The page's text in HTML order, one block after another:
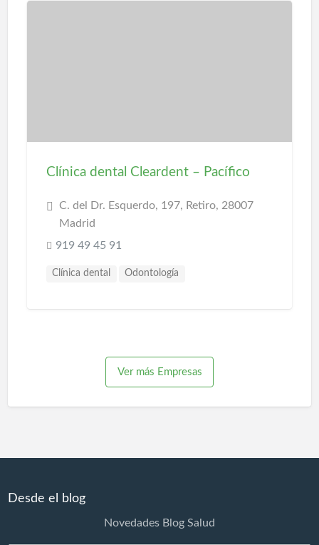
Clínica dental Cleardent – Pacífico
C. del Dr. Esquerdo, 197, Retiro, 28007
Madrid
919 49 45 91
Clínica dental Odontología
Ver más Empresas
Desde el blog
Novedades Blog Salud